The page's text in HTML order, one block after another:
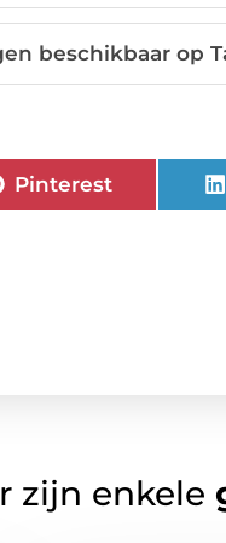
beschikbaar op
Pinterest
zijn enkele